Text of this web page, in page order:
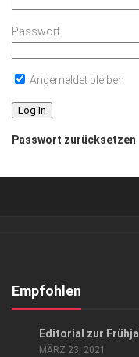
Passwort
Angemeldet bleiben
Passwort zurücksetzen
Kontakt, Impressum
Empfohlen
Editorial zur
MÄRZ 23, 2021